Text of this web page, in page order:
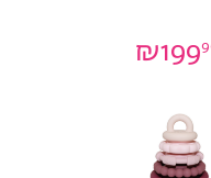
₪199